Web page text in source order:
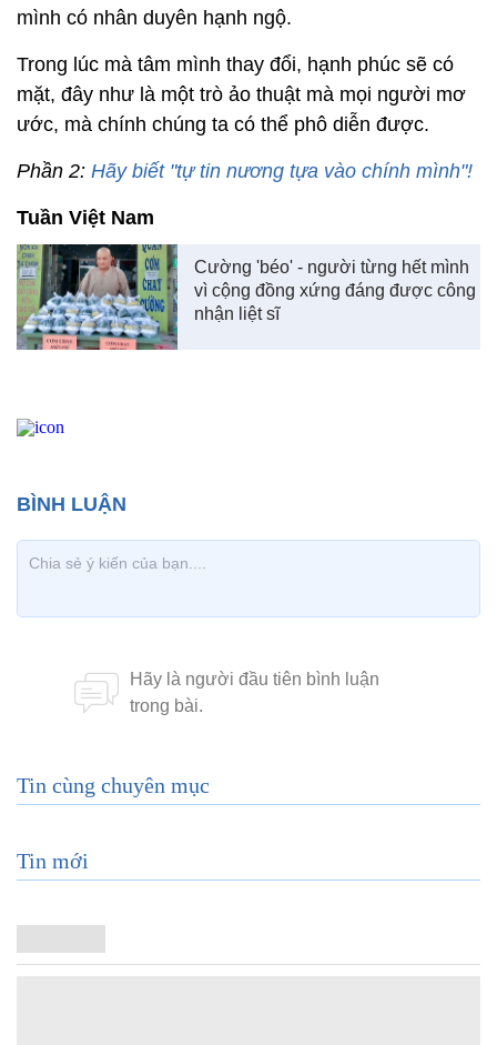
mình có nhân duyên hạnh ngộ.
Trong lúc mà tâm mình thay đổi, hạnh phúc sẽ có
mặt, đây như là một trò ảo thuật mà mọi người mơ
ước, mà chính chúng ta có thể phô diễn được.
Phần 2: Hãy biết "tự tin nương tựa vào chính mình"!
Tuần Việt Nam
Cường 'béo' - người từng hết mình
vì cộng đồng xứng đáng được công
nhận liệt sĩ
Tin cùng chuyên mục
Tin mới